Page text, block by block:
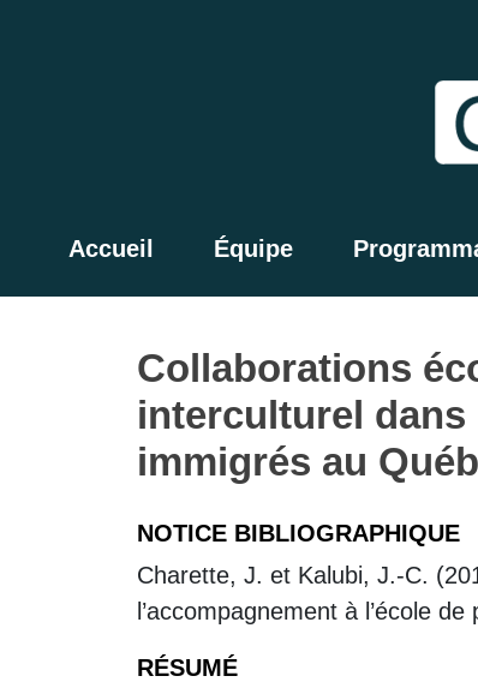
Accueil Équipe
Collaborations
interculturel dans
immigrés au
NOTICE BIBLIOGRAPHIQUE
Charette, J. et Kalubi, J.-C.
l’accompagnement à l’école
RÉSUMÉ